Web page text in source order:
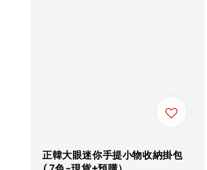
正韓大眼迷你手提小物收納掛包